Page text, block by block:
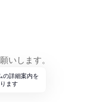
いします。
の詳細案内を
ます